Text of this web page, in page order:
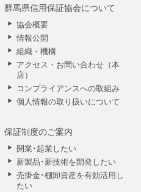
群馬県信用保証協会について
協会概要
情報公開
組織・機構
アクセス・お問い合わせ（本
店）
コンプライアンスへの取組み
個人情報の取り扱いについて
保証制度のご案内
開業･起業したい
新製品･新技術を開発したい
売掛金･棚卸資産を有効活用し
たい